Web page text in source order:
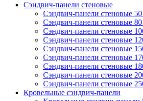
Сэндвич-панели стеновые
Сэндвич-панели стеновые
Сэндвич-панели стеновые
Сэндвич-панели стеновые
Сэндвич-панели стеновые
Сэндвич-панели стеновые
Сэндвич-панели стеновые
Сэндвич-панели стеновые
Сэндвич-панели стеновые
Сэндвич-панели стеновые
Кровельные сэндвич-панели